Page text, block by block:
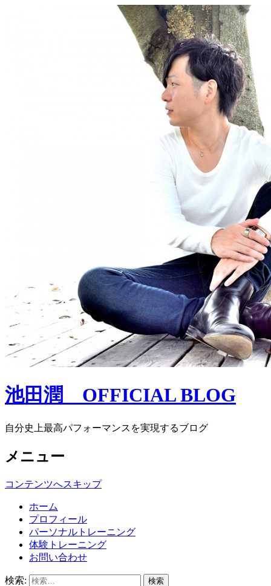
池田潤 OFFICIAL BLOG
自分史上最高パフォーマンスを実現するブログ
メニュー
コンテンツへスキップ
ホーム
プロフィール
パーソナルトレーニング
体験トレーニング
お問い合わせ
検索: